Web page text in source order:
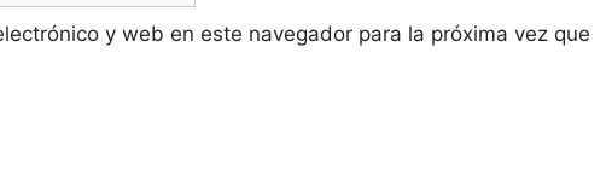
y web en este navegador para la próxima vez que